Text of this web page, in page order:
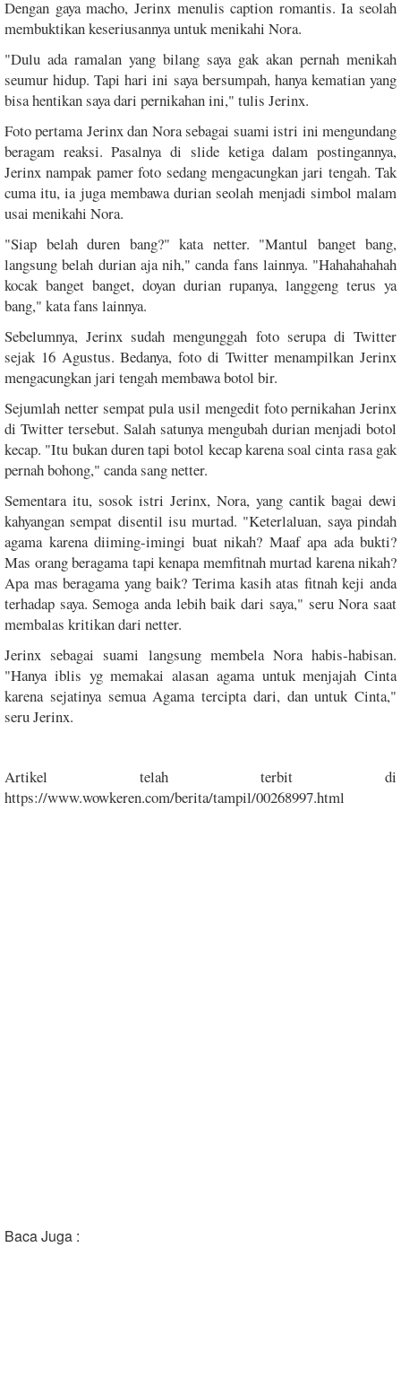
Dengan gaya macho, Jerinx menulis caption romantis. Ia seolah
membuktikan keseriusannya untuk menikahi Nora.
"Dulu ada ramalan yang bilang saya gak akan pernah menikah
seumur hidup. Tapi hari ini saya bersumpah, hanya kematian yang
bisa hentikan saya dari pernikahan ini," tulis Jerinx.
Foto pertama Jerinx dan Nora sebagai suami istri ini mengundang
beragam reaksi. Pasalnya di slide ketiga dalam postingannya,
Jerinx nampak pamer foto sedang mengacungkan jari tengah. Tak
cuma itu, ia juga membawa durian seolah menjadi simbol malam
usai menikahi Nora.
"Siap belah duren bang?" kata netter. "Mantul banget bang,
langsung belah durian aja nih," canda fans lainnya. "Hahahahahah
kocak banget banget, doyan durian rupanya, langgeng terus ya
bang," kata fans lainnya.
Sebelumnya, Jerinx sudah mengunggah foto serupa di Twitter
sejak 16 Agustus. Bedanya, foto di Twitter menampilkan Jerinx
mengacungkan jari tengah membawa botol bir.
Sejumlah netter sempat pula usil mengedit foto pernikahan Jerinx
di Twitter tersebut. Salah satunya mengubah durian menjadi botol
kecap. "Itu bukan duren tapi botol kecap karena soal cinta rasa gak
pernah bohong," canda sang netter.
Sementara itu, sosok istri Jerinx, Nora, yang cantik bagai dewi
kahyangan sempat disentil isu murtad. "Keterlaluan, saya pindah
agama karena diiming-imingi buat nikah? Maaf apa ada bukti?
Mas orang beragama tapi kenapa memfitnah murtad karena nikah?
Apa mas beragama yang baik? Terima kasih atas fitnah keji anda
terhadap saya. Semoga anda lebih baik dari saya," seru Nora saat
membalas kritikan dari netter.
Jerinx sebagai suami langsung membela Nora habis-habisan.
"Hanya iblis yg memakai alasan agama untuk menjajah Cinta
karena sejatinya semua Agama tercipta dari, dan untuk Cinta,"
seru Jerinx.
Artikel telah terbit di
https://www.wowkeren.com/berita/tampil/00268997.html
Baca Juga :